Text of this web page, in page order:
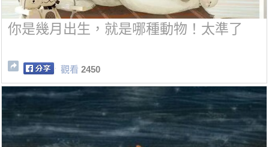
你是幾月出生，就是哪種動物！太準了
觀看 2450